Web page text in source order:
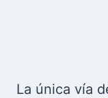
La única vía